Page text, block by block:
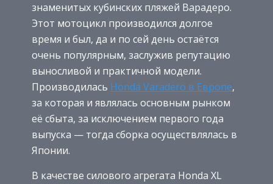
знаменитых кубинских пляжей Варадеро.
Этот мотоцикл производился долгое
время и был, да и по сей день остаётся
очень популярным, заслужив репутацию
выносливой и практичной модели.
Производилась Honda Varadero в Европе,
за которая и являлась основным рынком
её сбыта, за исключением первого года
выпуска — тогда сборка осуществлялась в
Японии.
В качестве силового агрегата Honda XL